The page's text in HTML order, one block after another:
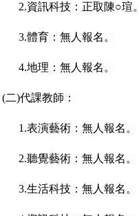
2.資訊科技：正取陳○瑄。
3.體育：無人報名。
4.地理：無人報名。
(二)代課教師：
1.表演藝術：無人報名。
2.聽覺藝術：無人報名。
3.生活科技：無人報名。